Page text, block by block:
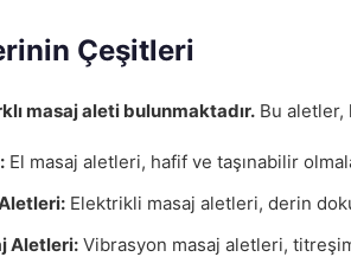
Çeşitleri
masaj aleti bulunmaktadır. Bu aletler,
El masaj aletleri, hafif ve taşınabilir
Elektrikli masaj aletleri, derin
Aletleri: Vibrasyon masaj aletleri,